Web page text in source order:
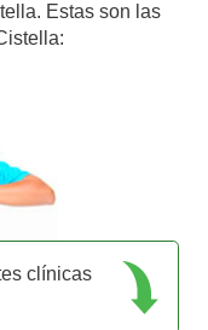
Estas son las
clínicas